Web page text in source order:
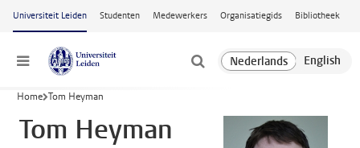
Ga naar hoofdinhoud
Universiteit Leiden Studenten Medewerkers Organisatiegids Bibliotheek
Menu
Home Tom Heyman
Tom Heyman